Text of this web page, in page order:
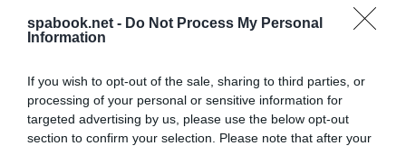
spabook.net - Do Not Process My Personal
Information
If you wish to opt-out of the sale, sharing to third parties, or
processing of your personal or sensitive information for
targeted advertising by us, please use the below opt-out
section to confirm your selection. Please note that after your
tudja, hogy ezek az apró tárgyak képesek az ülést
hangulatos alvó zuggá varázsolni, az utasok
4. Alakítsuk át az alvási szokásainkat
repülés előtt